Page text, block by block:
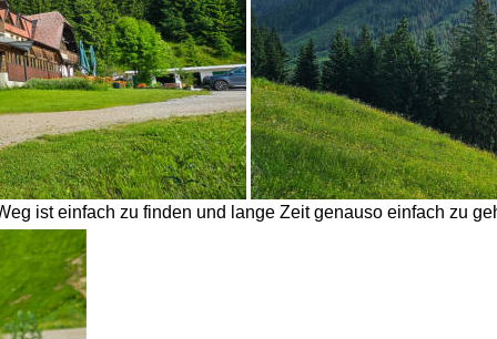
ist einfach zu finden und lange Zeit genauso einfach zu